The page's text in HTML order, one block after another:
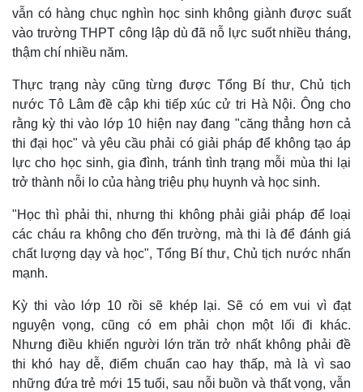
vẫn có hàng chục nghìn học sinh không giành được suất
vào trường THPT công lập dù đã nỗ lực suốt nhiều tháng,
thậm chí nhiều năm.
Thực trạng này cũng từng được Tổng Bí thư, Chủ tịch
nước Tô Lâm đề cập khi tiếp xúc cử tri Hà Nội. Ông cho
rằng kỳ thi vào lớp 10 hiện nay đang "căng thẳng hơn cả
thi đại học" và yêu cầu phải có giải pháp để không tạo áp
lực cho học sinh, gia đình, tránh tình trạng mỗi mùa thi lại
trở thành nỗi lo của hàng triệu phụ huynh và học sinh.
"Học thì phải thi, nhưng thi không phải giải pháp để loại
các cháu ra không cho đến trường, mà thi là để đánh giá
chất lượng dạy và học", Tổng Bí thư, Chủ tịch nước nhấn
mạnh.
Kỳ thi vào lớp 10 rồi sẽ khép lại. Sẽ có em vui vì đạt
nguyện vọng, cũng có em phải chọn một lối đi khác.
Nhưng điều khiến người lớn trăn trở nhất không phải đề
thi khó hay dễ, điểm chuẩn cao hay thấp, mà là vì sao
những đứa trẻ mới 15 tuổi, sau nỗi buồn và thất vọng, vẫn